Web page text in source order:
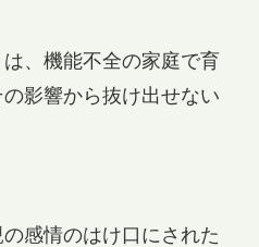
、機能不全の家庭で育
影響から抜け出せない
感情のはけ口にされた